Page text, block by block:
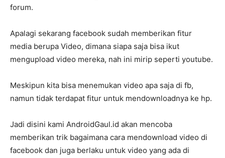
forum.
Apalagi sekarang facebook sudah memberikan fitur
media berupa Video, dimana siapa saja bisa ikut
mengupload video mereka, nah ini mirip seperti youtube.
Meskipun kita bisa menemukan video apa saja di fb,
namun tidak terdapat fitur untuk mendownloadnya ke hp.
Jadi disini kami AndroidGaul.id akan mencoba
memberikan trik bagaimana cara mendownload video di
facebook dan juga berlaku untuk video yang ada di